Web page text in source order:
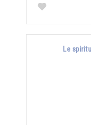
Le